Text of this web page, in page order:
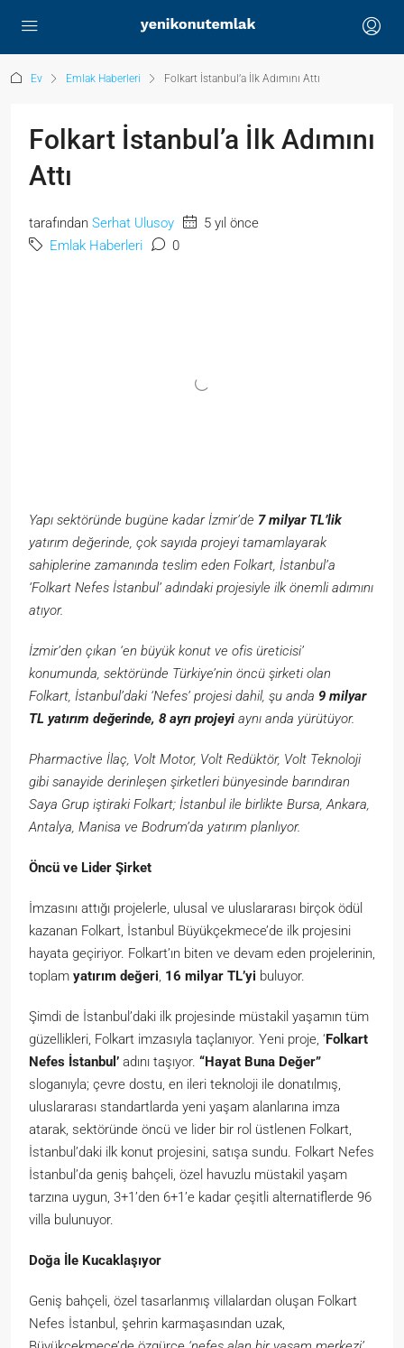
Ev Emlak Haberleri Folkart İstanbul’a İlk Adımını Attı
Folkart İstanbul’a İlk Adımını
Attı
tarafından Serhat Ulusoy
5 yıl önce
Emlak Haberleri
0
Yapı sektöründe bugüne kadar İzmir’de 7 milyar TL’lik
yatırım değerinde, çok sayıda projeyi tamamlayarak
sahiplerine zamanında teslim eden Folkart, İstanbul’a
‘Folkart Nefes İstanbul’ adındaki projesiyle ilk önemli adımını
atıyor.
İzmir’den çıkan ‘en büyük konut ve ofis üreticisi’
konumunda, sektöründe Türkiye’nin öncü şirketi olan
Folkart, İstanbul’daki ‘Nefes’ projesi dahil, şu anda 9 milyar
TL yatırım değerinde, 8 ayrı projeyi aynı anda yürütüyor.
Pharmactive İlaç, Volt Motor, Volt Redüktör, Volt Teknoloji
gibi sanayide derinleşen şirketleri bünyesinde barındıran
Saya Grup iştiraki Folkart; İstanbul ile birlikte Bursa, Ankara,
Antalya, Manisa ve Bodrum’da yatırım planlıyor.
Öncü ve Lider Şirket
İmzasını attığı projelerle, ulusal ve uluslararası birçok ödül
kazanan Folkart, İstanbul Büyükçekmece’de ilk projesini
hayata geçiriyor. Folkart’ın biten ve devam eden projelerinin,
toplam yatırım değeri, 16 milyar TL’yi buluyor.
Şimdi de İstanbul’daki ilk projesinde müstakil yaşamın tüm
güzellikleri, Folkart imzasıyla taçlanıyor. Yeni proje, ‘Folkart
Nefes İstanbul’ adını taşıyor. “Hayat Buna Değer”
sloganıyla; çevre dostu, en ileri teknoloji ile donatılmış,
uluslararası standartlarda yeni yaşam alanlarına imza
atarak, sektöründe öncü ve lider bir rol üstlenen Folkart,
İstanbul’daki ilk konut projesini, satışa sundu. Folkart Nefes
İstanbul’da geniş bahçeli, özel havuzlu müstakil yaşam
tarzına uygun, 3+1’den 6+1’e kadar çeşitli alternatiflerde 96
villa bulunuyor.
Doğa İle Kucaklaşıyor
Geniş bahçeli, özel tasarlanmış villalardan oluşan Folkart
Nefes İstanbul, şehrin karmaşasından uzak,